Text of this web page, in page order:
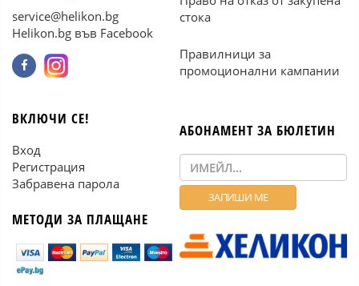
service@helikon.bg
Helikon.bg във Facebook
стока
Правилници за
промоционални кампании
ВКЛЮЧИ СЕ!
Вход
Регистрация
Забравена парола
МЕТОДИ ЗА ПЛАЩАНЕ
АБОНАМЕНТ ЗА БЮЛЕТИН